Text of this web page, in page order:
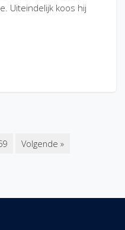
Uiteindelijk koos hij
Volgende »